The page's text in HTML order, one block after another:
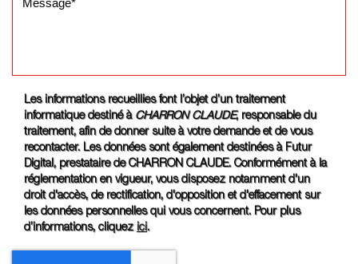
Les informations recueillies font l’objet d’un traitement
informatique destiné à
CHARRON CLAUDE, responsable du
traitement, afin de donner suite à votre demande et de vous
recontacter. Les données sont également destinées à Futur
Digital, prestataire de CHARRON CLAUDE. Conformément à la
réglementation en vigueur, vous disposez notamment d'un
droit d'accès, de rectification, d'opposition et d'effacement sur
les données personnelles qui vous concernent. Pour plus
d’informations, cliquez ici.